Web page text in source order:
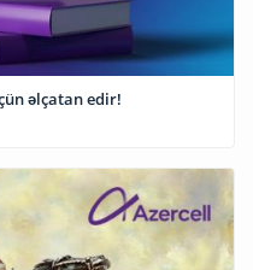
əlçatan edir!